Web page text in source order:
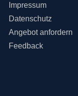
Impressum
Datenschutz
Angebot anfordern
Feedback